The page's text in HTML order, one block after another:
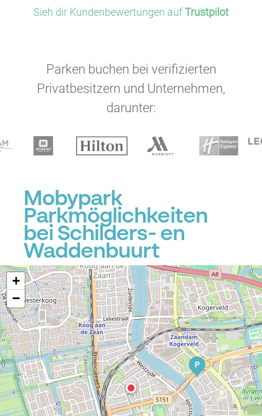
Sieh dir Kundenbewertungen aufTrustpilot
Parken buchen bei verifizierten
Privatbesitzern und Unternehmen,
darunter:
Mobypark
Parkmöglichkeiten
bei Schilders- en
Waddenbuurt
P
+
−